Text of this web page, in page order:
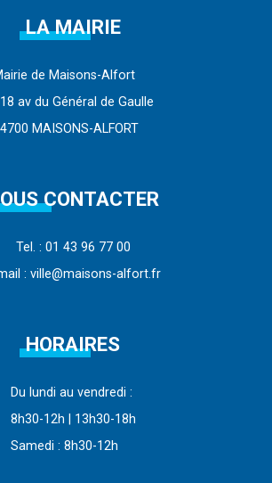
LA MAIRIE
de Maisons-Alfort
av du Général de Gaulle
MAISONS-ALFORT
CONTACTER
Tel. : 01 43 96 77 00
: ville@maisons-alfort.fr
HORAIRES
Du lundi au vendredi :
8h30-12h | 13h30-18h
Samedi : 8h30-12h